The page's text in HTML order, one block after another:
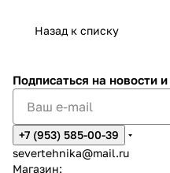
Назад к списку
Подписаться на новости
+7 (953) 585-00-39
severtehnika@mail.ru
Магазин: